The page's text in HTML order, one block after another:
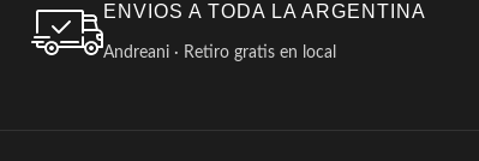
ENVIOS A TODA LA ARGENTINA
Andreani · Retiro gratis en local